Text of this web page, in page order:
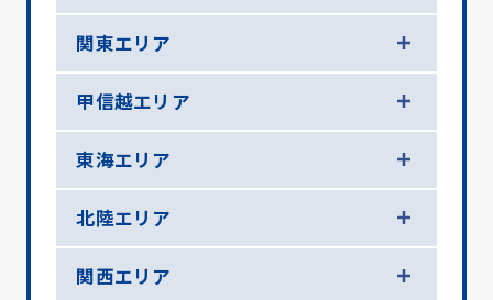
関東エリア
甲信越エリア
東海エリア
北陸エリア
関西エリア